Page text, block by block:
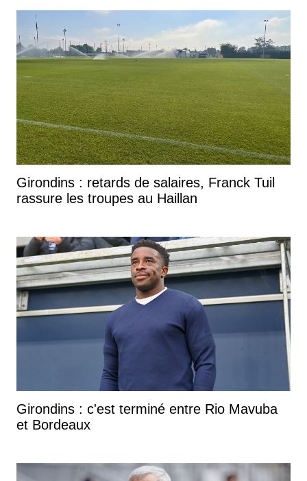
Girondins : retards de salaires, Franck Tuil
rassure les troupes au Haillan
Girondins : c'est terminé entre Rio Mavuba
et Bordeaux